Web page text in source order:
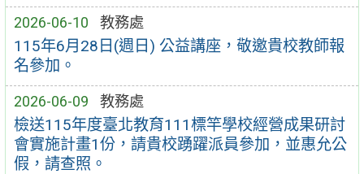
2026-06-10 教務處
115年6月28日(週日) 公益講座，敬邀貴校教師報
名參加。
2026-06-09 教務處
檢送115年度臺北教育111標竿學校經營成果研討
會實施計畫1份，請貴校踴躍派員參加，並惠允公
假，請查照。